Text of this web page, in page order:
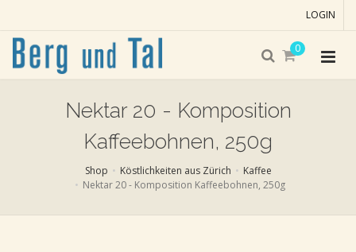
LOGIN
0
Nektar 20 - Komposition
Kaffeebohnen, 250g
Shop Köstlichkeiten aus Zürich
Kaffee
Nektar 20 - Komposition Kaffeebohnen, 250g